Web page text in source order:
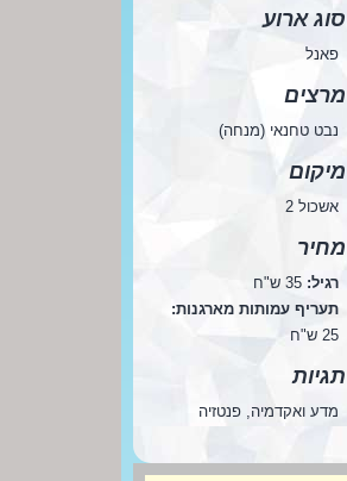
סוג ארוע
פאנל
מרצים
נבט טחנאי (מנחה)
מיקום
אשכול 2
מחיר
רגיל:
תעריף עמותות מארגנות:
25 ש"ח
תגיות
מדע ואקדמיה, פנטזיה